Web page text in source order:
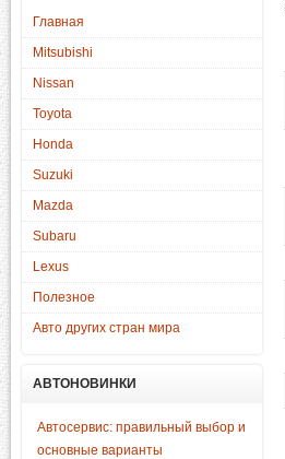
Главная
Mitsubishi
Nissan
Toyota
Honda
Suzuki
Mazda
Subaru
Lexus
Полезное
Авто других стран мира
АВТОНОВИНКИ
Автосервис: правильный выбор и
основные варианты